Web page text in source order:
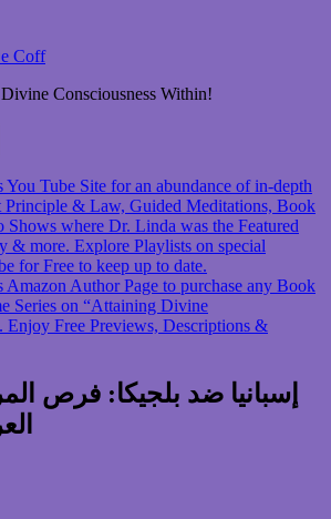
Coff
Consciousness Within!
You Tube Site for an abundance of in-depth
Principle & Law, Guided Meditations, Book
Shows where Dr. Linda was the Featured
& more. Explore Playlists on special
for Free to keep up to date.
Amazon Author Page to purchase any Book
Series on “Attaining Divine
Enjoy Free Previews, Descriptions &
إسبانيا ضد بلجيكا: فرص